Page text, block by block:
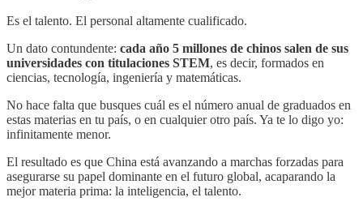
Es el talento. El personal altamente cualificado.
Un dato contundente: cada año 5 millones de chinos salen de sus
universidades con titulaciones STEM, es decir, formados en
ciencias, tecnología, ingeniería y matemáticas.
No hace falta que busques cuál es el número anual de graduados en
estas materias en tu país, o en cualquier otro país. Ya te lo digo yo:
infinitamente menor.
El resultado es que China está avanzando a marchas forzadas para
asegurarse su papel dominante en el futuro global, acaparando la
mejor materia prima: la inteligencia, el talento.